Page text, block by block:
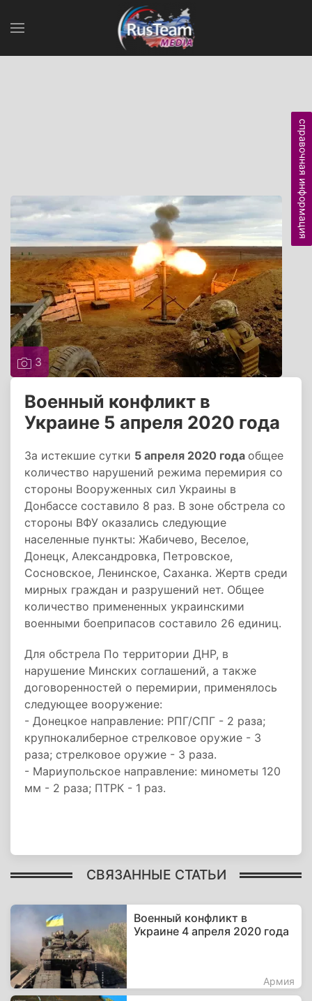
3
Военный конфликт в
Украине 5 апреля 2020 года
За истекшие сутки 5 апреля 2020 года общее
количество нарушений режима перемирия со
стороны Вооруженных сил Украины в
Донбассе составило 8 раз. В зоне обстрела со
стороны ВФУ оказались следующие
населенные пункты: Жабичево, Веселое,
Донецк, Александровка, Петровское,
Сосновское, Ленинское, Саханка. Жертв среди
мирных граждан и разрушений нет. Общее
количество примененных украинскими
военными боеприпасов составило 26 единиц.
Для обстрела По территории ДНР, в
нарушение Минских соглашений, а также
договоренностей о перемирии, применялось
следующее вооружение:
- Донецкое направление: РПГ/СПГ - 2 раза;
крупнокалиберное стрелковое оружие - 3
раза; стрелковое оружие - 3 раза.
- Мариупольское направление: минометы 120
мм - 2 раза; ПТРК - 1 раз.
СВЯЗАННЫЕ СТАТЬИ
Военный конфликт в
Украине 4 апреля 2020 года
Армия
справочная информация